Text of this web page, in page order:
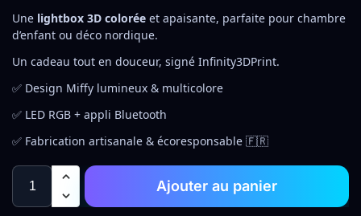
Une lightbox 3D colorée et apaisante, parfaite pour chambre
d’enfant ou déco nordique.
Un cadeau tout en douceur, signé Infinity3DPrint.
✅ Design Miffy lumineux & multicolore
✅ LED RGB + appli Bluetooth
✅ Fabrication artisanale & écoresponsable 🇫🇷
Ajouter au panier